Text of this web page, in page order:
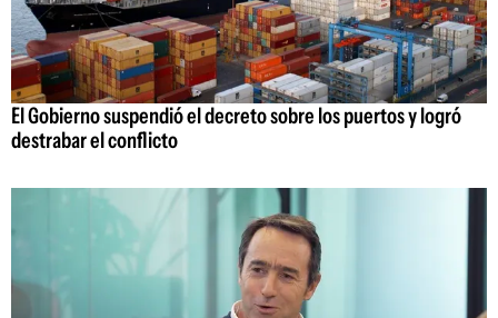
El Gobierno suspendió el decreto sobre los puertos y logró
destrabar el conflicto